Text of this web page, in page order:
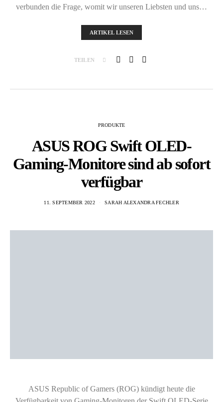
verbunden die Frage, womit wir unseren Liebsten und uns…
ARTIKEL LESEN
TEILEN
PRODUKTE
ASUS ROG Swift OLED-
Gaming-Monitore sind ab sofort
verfügbar
11. SEPTEMBER 2022 SARAH ALEXANDRA FECHLER
ASUS Republic of Gamers (ROG) kündigt heute die